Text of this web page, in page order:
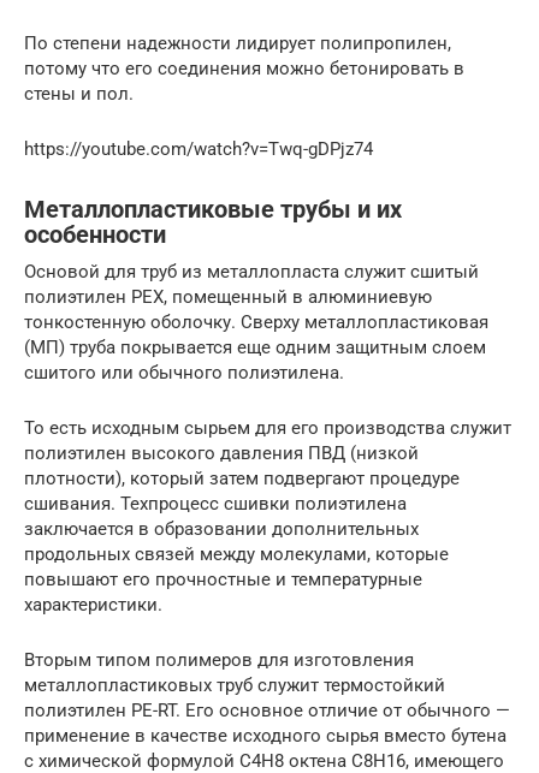
По степени надежности лидирует полипропилен,
потому что его соединения можно бетонировать в
стены и пол.
https://youtube.com/watch?v=Twq-gDPjz74
Металлопластиковые трубы и их
особенности
Основой для труб из металлопласта служит сшитый
полиэтилен РЕХ, помещенный в алюминиевую
тонкостенную оболочку. Сверху металлопластиковая
(МП) труба покрывается еще одним защитным слоем
сшитого или обычного полиэтилена.
То есть исходным сырьем для его производства служит
полиэтилен высокого давления ПВД (низкой
плотности), который затем подвергают процедуре
сшивания. Техпроцесс сшивки полиэтилена
заключается в образовании дополнительных
продольных связей между молекулами, которые
повышают его прочностные и температурные
характеристики.
Вторым типом полимеров для изготовления
металлопластиковых труб служит термостойкий
полиэтилен PE-RT. Его основное отличие от обычного —
применение в качестве исходного сырья вместо бутена
с химической формулой C4H8 октена C8H16, имеющего